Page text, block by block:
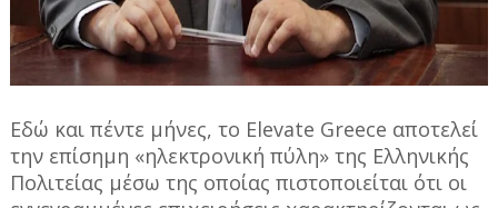
Εδώ και πέντε μήνες, το Elevate Greece αποτελεί
την επίσημη «ηλεκτρονική πύλη» της Ελληνικής
Πολιτείας μέσω της οποίας πιστοποιείται ότι οι